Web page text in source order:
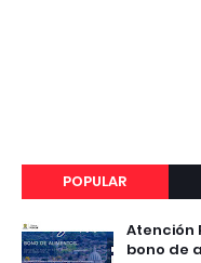
POPULAR
Atención
bono de